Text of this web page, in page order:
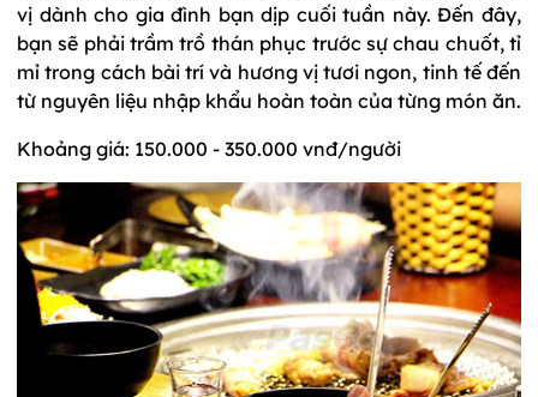
vị dành cho gia đình bạn dịp cuối tuần này. Đến đây,
bạn sẽ phải trầm trồ thán phục trước sự chau chuốt, tỉ
mỉ trong cách bài trí và hương vị tươi ngon, tinh tế đến
từ nguyên liệu nhập khẩu hoàn toàn của từng món ăn.
Khoảng giá: 150.000 - 350.000 vnđ/người